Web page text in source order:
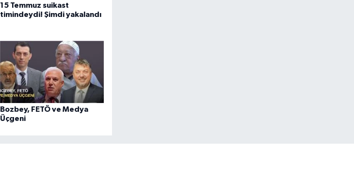
15 Temmuz suikast
timindeydi! Şimdi yakalandı
Bozbey, FETÖ ve Medya
Üçgeni